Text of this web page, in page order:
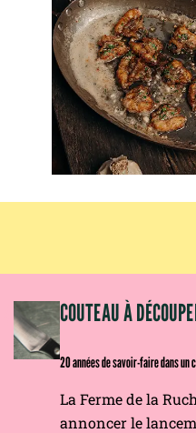
COUTEAU À
20 années de savoir-faire dans un
La Ferme de la
annoncer le